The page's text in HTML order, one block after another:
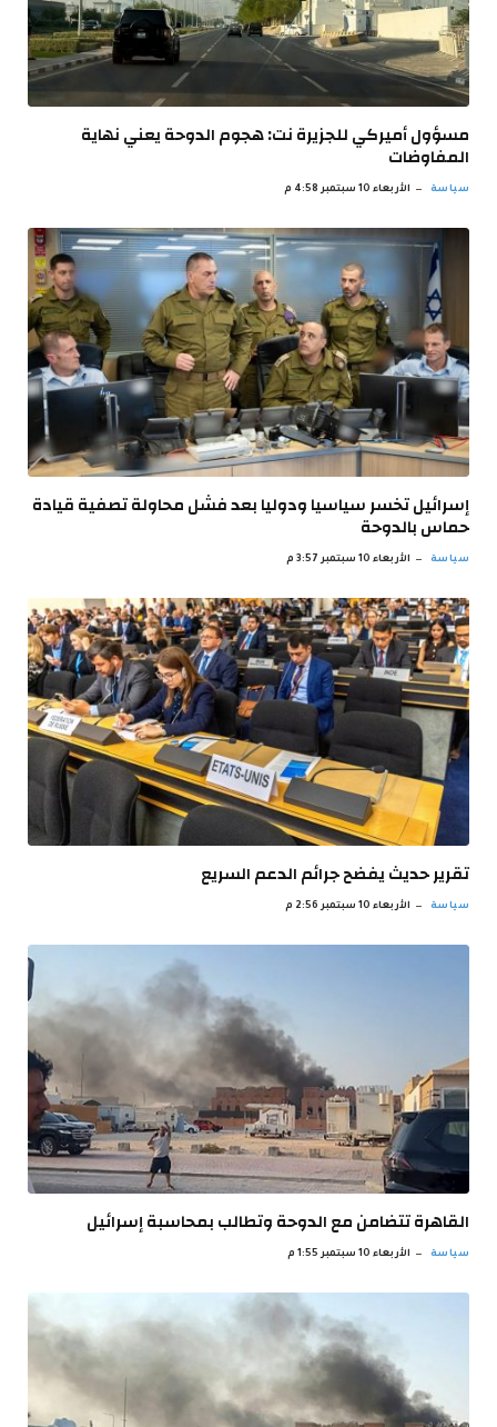
مسؤول أميركي للجزيرة نت: هجوم الدوحة يعني نهاية
المفاوضات
سياسة الأربعاء 10 سبتمبر 4:58 م
إسرائيل تخسر سياسيا ودوليا بعد فشل محاولة تصفية قيادة
حماس بالدوحة
سياسة الأربعاء 10 سبتمبر 3:57 م
تقرير حديث يفضح جرائم الدعم السريع
سياسة الأربعاء 10 سبتمبر 2:56 م
القاهرة تتضامن مع الدوحة وتطالب بمحاسبة إسرائيل
سياسة الأربعاء 10 سبتمبر 1:55 م